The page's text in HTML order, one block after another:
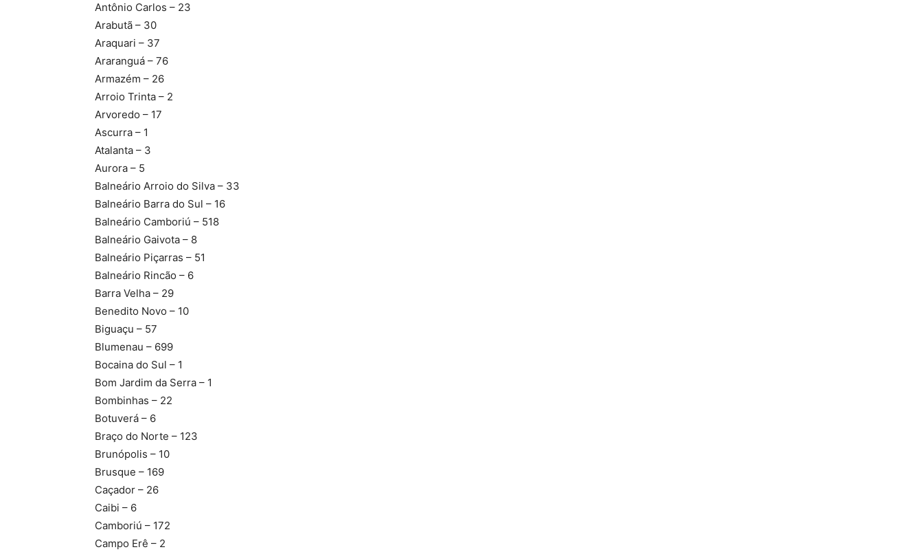
Antônio Carlos – 23
Arabutã – 30
Araquari – 37
Araranguá – 76
Armazém – 26
Arroio Trinta – 2
Arvoredo – 17
Ascurra – 1
Atalanta – 3
Aurora – 5
Balneário Arroio do Silva – 33
Balneário Barra do Sul – 16
Balneário Camboriú – 518
Balneário Gaivota – 8
Balneário Piçarras – 51
Balneário Rincão – 6
Barra Velha – 29
Benedito Novo – 10
Biguaçu – 57
Blumenau – 699
Bocaina do Sul – 1
Bom Jardim da Serra – 1
Bombinhas – 22
Botuverá – 6
Braço do Norte – 123
Brunópolis – 10
Brusque – 169
Caçador – 26
Caibi – 6
Camboriú – 172
Campo Erê – 2